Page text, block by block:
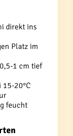
direkt ins
Platz im
0,5-1 cm tief
15-20°C
feucht